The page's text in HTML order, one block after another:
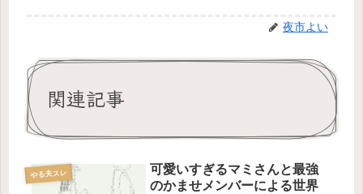
夜市よい
関連記事
やる夫スレ
可愛いすぎるマミさんと最強
のかませメンバーによる世界